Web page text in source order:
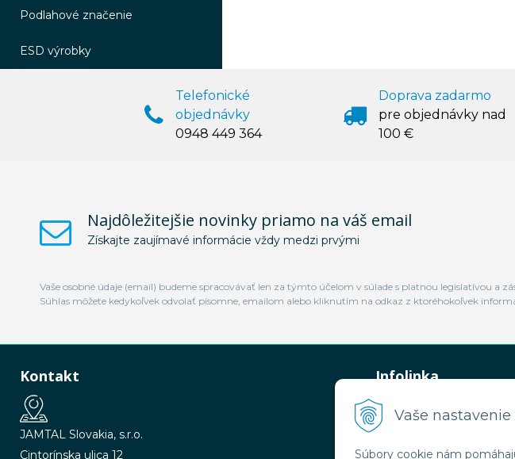
Vaše nastavenie
Súbory cookie nám
Podlahové značenie
ESD výrobky
Telefonické
objednávky
0948 449 364
Doprava zadarmo
pre objednávky nad
100 €
Najdôležitejšie novinky priamo na váš email
Získajte zaujímavé informácie vždy medzi prvými
Vaše osobné údaje (email) budeme spracovávať len za týmto účelom v súlade s platnou legislatívou
Súhlas môžete kedykoľvek odvolať písomne, emailom alebo kliknutím na odkaz z ktoréhokoľvek
Kontakt
JAMTAL Slovakia, s.r.o.
Cintorínska ulica 12
Infolinka
0948 449 364
predaj@jamtal.sk